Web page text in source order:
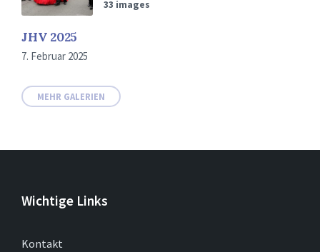
33 images
JHV 2025
7. Februar 2025
MEHR GALERIEN
Wichtige Links
Kontakt